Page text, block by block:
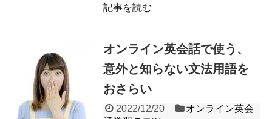
記事を読む
オンライン英会話で使う、
意外と知らない文法用語を
おさらい
2022/12/20
オンライン英会